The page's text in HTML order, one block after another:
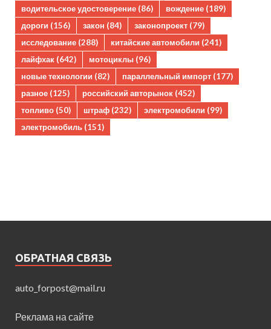
водительское удостоверение (86) вождение (189)
дороги (156) закон (84) законопроект (79)
исследование (288) китайские автомобили (241)
лайфхак (642) мотоциклы (96)
новые технологии (82) параллельный импорт (177)
разное (125) российский авторынок (452)
топливо (50) штраф (232) электромобили (99)
электромобиль (151)
ОБРАТНАЯ СВЯЗЬ
auto_forpost@mail.ru
Реклама на сайте